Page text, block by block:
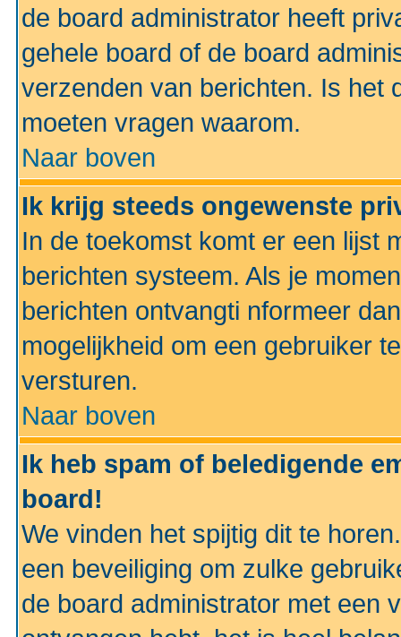
de board administrator heeft
gehele board of de board
verzenden van berichten. Is het
moeten vragen waarom.
Naar boven
Ik krijg steeds ongewenste
In de toekomst komt er een lijst
berichten systeem. Als je
berichten ontvangti nformeer
mogelijkheid om een gebruiker
versturen.
Naar boven
Ik heb spam of beledigende
board!
We vinden het spijtig dit te
een beveiliging om zulke
de board administrator met een